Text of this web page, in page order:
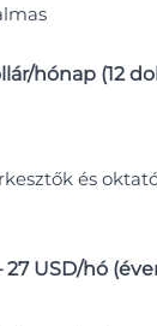
hónap (12
és
USD/hó